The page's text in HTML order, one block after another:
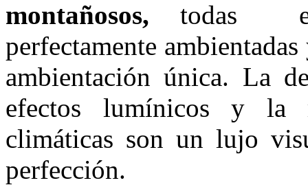
montañosos, todas
perfectamente
ambientación única. La
efectos lumínicos y la
climáticas son un lujo
perfección.